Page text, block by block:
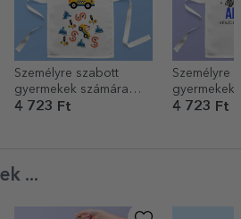
Személyre szabott
gyermekek számára
készült válogatás
4 723 Ft
Személyre
gyermekek
készült
4 723 Ft
...